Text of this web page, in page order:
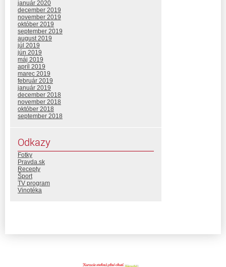
január 2020
december 2019
november 2019
október 2019
september 2019
august 2019
júl 2019
jún 2019
máj 2019
apríl 2019
marec 2019
február 2019
január 2019
december 2018
november 2018
október 2018
september 2018
Odkazy
Fotky
Pravda.sk
Recepty
Šport
TV program
Vinotéka